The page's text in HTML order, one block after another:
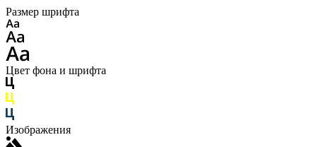
Размер шрифта
Цвет фона и шрифта
Изображения